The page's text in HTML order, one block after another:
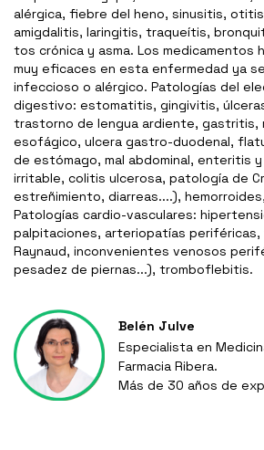
alérgica, fiebre del heno, sinusitis,
amigdalitis, laringitis, traqueítis,
tos crónica y asma. Los medicamentos
muy eficaces en esta enfermedad ya
infeccioso o alérgico. Patologías del
digestivo: estomatitis, gingivitis,
trastorno de lengua ardiente, gastritis,
esofágico, ulcera gastro-duodenal,
de estómago, mal abdominal, enteritis
irritable, colitis ulcerosa, patología de
estreñimiento, diarreas....),
Patologías cardio-vasculares:
palpitaciones, arteriopatías
Raynaud, inconvenientes venosos
pesadez de piernas...), tromboflebitis.
Belén Julve
Especialista en
Farmacia Ribera.
Más de 30 años de